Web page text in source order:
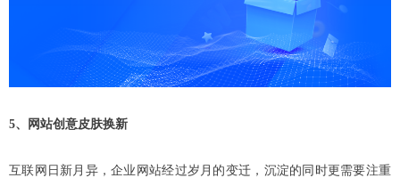
5、网站创意皮肤换新
互联网日新月异，企业网站经过岁月的变迁，沉淀的同时更需要注重